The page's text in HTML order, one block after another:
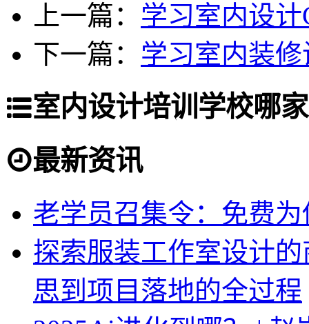
上一篇： 学习室内设
下一篇： 学习室内装
室内设计培训学校哪
最新资讯
老学员召集令：免费
探索服装工作室设计
思到项目落地的全过程